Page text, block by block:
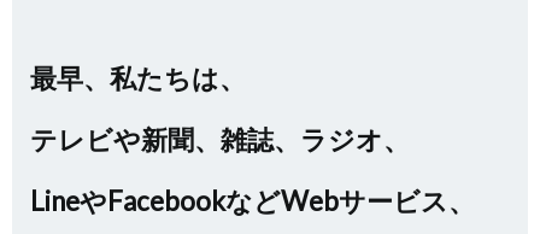
最早、私たちは、
テレビや新聞、雑誌、ラジオ、
LineやFacebookなどWebサービス、